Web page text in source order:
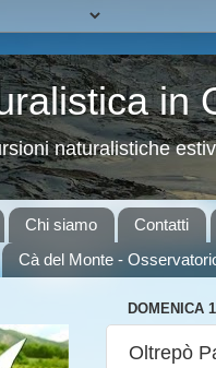
in
naturalistiche
Chi siamo Contatti
Cà del Monte -
DOMENICA
Oltrepò